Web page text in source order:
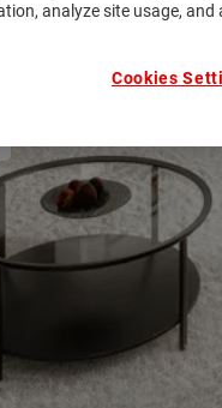
analyze site usage,
Cookies